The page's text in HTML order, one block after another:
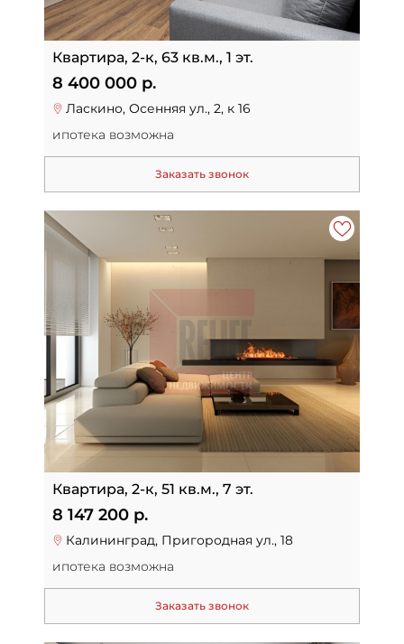
Квартира, 2-к, 63 кв.м., 1 эт.
8 400 000 р.
Ласкино, Осенняя ул., 2, к 16
ипотека возможна
Заказать звонок
Квартира, 2-к, 51 кв.м., 7 эт.
8 147 200 р.
Калининград, Пригородная ул., 18
ипотека возможна
Заказать звонок